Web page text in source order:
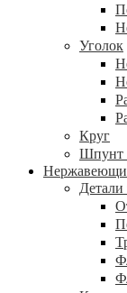
Уголок
Круг
Шпунт
Детали